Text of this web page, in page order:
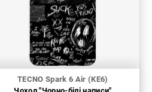
TECNO Spark 6 Air (KE6)